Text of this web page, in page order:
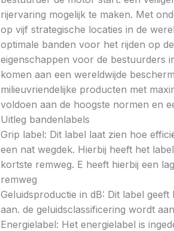
rijervaring mogelijk te maken. Met
op vijf strategische locaties in de
optimale banden voor het rijden op
eigenschappen voor de bestuurders
komen aan een wereldwijde
milieuvriendelijke producten met
voldoen aan de hoogste normen en
Uitleg bandenlabels
Grip label: Dit label laat zien hoe
een nat wegdek. Hierbij heeft het
kortste remweg. E heeft hierbij een
remweg
Geluidsproductie in dB: Dit label
aan. de geluidsclassificering wordt
Energielabel: Het energielabel is